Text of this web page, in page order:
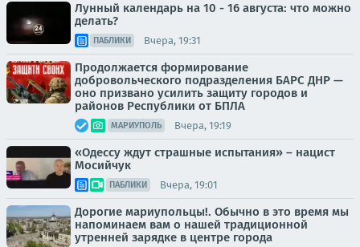
Лунный календарь на 10 - 16 августа: что можно
делать?
ПАБЛИКИ Вчера, 19:31
Продолжается формирование
добровольческого подразделения БАРС ДНР —
оно призвано усилить защиту городов и
районов Республики от БПЛА
МАРИУПОЛЬ Вчера, 19:19
«Одессу ждут страшные испытания» – нацист
Мосийчук
ПАБЛИКИ Вчера, 19:01
Дорогие мариупольцы!. Обычно в это время мы
напоминаем вам о нашей традиционной
утренней зарядке в центре города